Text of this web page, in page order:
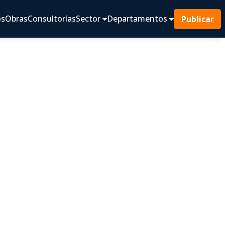
ObrasConsultoríasSector Departamentos Publicar